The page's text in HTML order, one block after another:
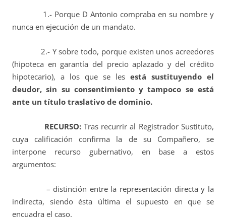
1.- Porque D Antonio compraba en su nombre y
nunca en ejecución de un mandato.
2.- Y sobre todo, porque existen unos acreedores
(hipoteca en garantía del precio aplazado y del crédito
hipotecario), a los que se les está sustituyendo el
deudor, sin su consentimiento y tampoco se está
ante un título traslativo de dominio.
RECURSO: Tras recurrir al Registrador Sustituto,
cuya calificación confirma la de su Compañero, se
interpone recurso gubernativo, en base a estos
argumentos:
– distinción entre la representación directa y la
indirecta, siendo ésta última el supuesto en que se
encuadra el caso.